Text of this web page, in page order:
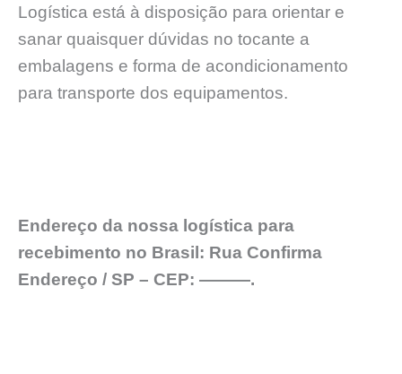
Logística está à disposição para orientar e
sanar quaisquer dúvidas no tocante a
embalagens e forma de acondicionamento
para transporte dos equipamentos.
Endereço da nossa logística para
recebimento no Brasil: Rua Confirma
Endereço / SP – CEP: ———.